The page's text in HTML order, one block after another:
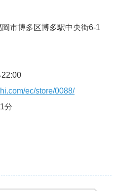
市博多区博多駅中央街6-1
22:00
ec/store/0088/
分